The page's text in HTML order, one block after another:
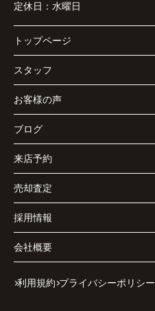
定休日： 水曜日
トップページ
スタッフ
お客様の声
ブログ
来店予約
売却査定
採用情報
会社概要
利用規約 プライバシーポリシー